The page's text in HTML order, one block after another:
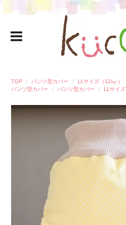
TOP パンツ型カバー
LLサイズ（12㎏-）
パンツ型カバー
パンツ型カバー LLサイズ